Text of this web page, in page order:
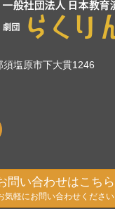
塩原市下大貫1246
問い合わせはこちら
気軽にお問い合わせください